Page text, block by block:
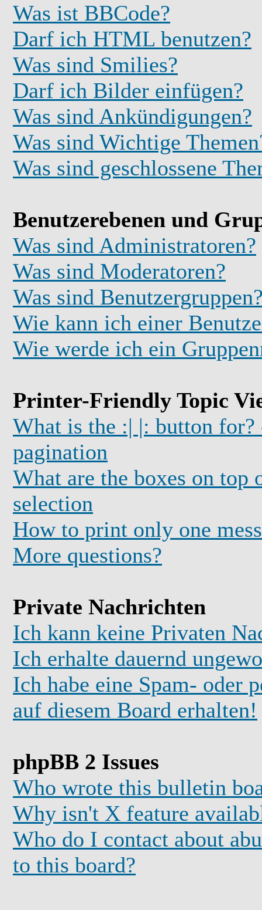
Was ist BBCode?
Darf ich HTML benutzen?
Was sind Smilies?
Darf ich Bilder einfügen?
Was sind Ankündigungen?
Was sind Wichtige
Was sind geschlossene
Benutzerebenen und
Was sind Administratoren?
Was sind Moderatoren?
Was sind
Wie kann ich einer
Wie werde ich ein
Printer-Friendly Topic
What is the :| |: button
pagination
What are the boxes on top
selection
How to print only one
More questions?
Private Nachrichten
Ich kann keine Privaten
Ich erhalte dauernd
Ich habe eine Spam- oder
auf diesem Board erhalten!
phpBB 2 Issues
Who wrote this bulletin
Why isn't X feature
Who do I contact about
to this board?